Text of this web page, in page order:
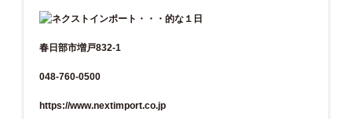
春日部市増戸832-1
048-760-0500
https://www.nextimport.co.jp